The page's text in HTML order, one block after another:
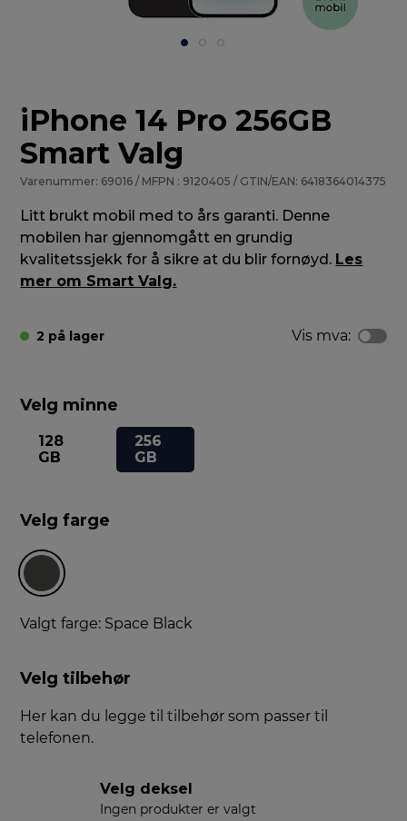
iPhone 14 Pro 256GB
Smart Valg
Varenummer: 69016 / MFPN : 9120405 / GTIN/EAN: 6418364014375
Litt brukt mobil med to års garanti. Denne
mobilen har gjennomgått en grundig
kvalitetssjekk for å sikre at du blir fornøyd. Les
mer om Smart Valg.
2 på lager Vis mva:
Velg minne
128
GB
256
GB
Velg farge
Valgt farge: Space Black
Velg tilbehør
Her kan du legge til tilbehør som passer til
telefonen.
Velg deksel
Ingen produkter er valgt